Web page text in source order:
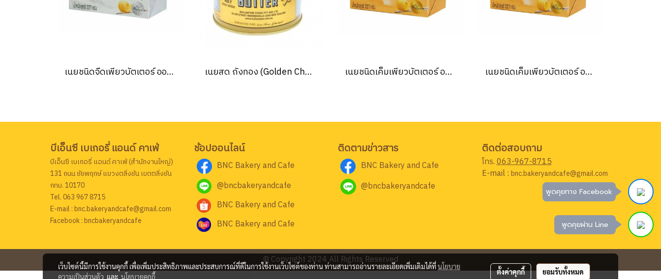
เนยชนิดจืดเพียวบัตเตอร์ ออร์คิด (Orchid unsalted pure butter) 227 กรัม (ยกลัง 24ชิ้น) เนยสด ถังทอง (Golden Churn ) 454 กรัม เนยชนิดเค็มเพียวบัตเตอร์ ออร์คิด (Orchid salted pure butter) 227 กรัม เนยชนิดเค็มเพียวบัตเตอร์ ออร์คิด (Orchid salted pure butter) 227 กรัม (ยกลัง 24ชิ้น)
บีเอ็นซี เบเกอรี่ แอนด์ คาเฟ่
บีเอ็นซี เบเกอรี่ แอนด์ คาเฟ่ (สำนักงานใหญ่)
131 ถนน ชัยพฤกษ์ แขวงตลิ่งชัน เขตตลิ่งชัน
กทม. 10170
Tel. 063 967 8715
E-mail : bnc.bakeryandcafe@gmail.com
Facebook : bncbakeryandcafe
ช้อปออนไลน์
BNC Bakery and Cafe
@bncbakeryandcafe
BNC Bakery and Cafe
BNC Bakery and Cafe
ติดตามข่าวสาร
BNC Bakery and Cafe
@bncbakeryandcafe
ติดต่อสอบถาม
โทร.063-967-8715
E-mail : bnc.bakeryandcafe@gmail.com
© Copyright 2024 All Rights Reserved
เว็บไซต์นี้มีการใช้งานคุกกี้ เพื่อเพิ่มประสิทธิภาพและประสบการณ์ที่ดีในการใช้งานเว็บไซต์ของท่าน ท่านสามารถอ่านรายละเอียดเพิ่มเติมได้ที่นโยบาย
ความเป็นส่วนตัว และ นโยบายคุกกี้
ตั้งค่าคุกกี้ ยอมรับทั้งหมด
พูดคุยทาง Facebook
พูดคุยผ่าน Line